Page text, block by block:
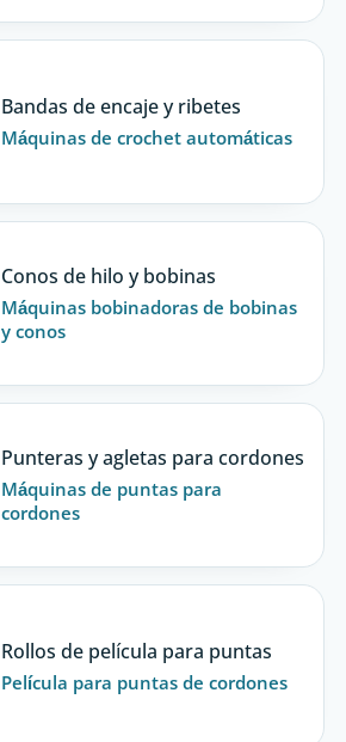
Bandas de encaje y ribetes
Máquinas de crochet automáticas
Conos de hilo y bobinas
Máquinas bobinadoras de bobinas
y conos
Punteras y agletas para cordones
Máquinas de puntas para
cordones
Rollos de película para puntas
Película para puntas de cordones